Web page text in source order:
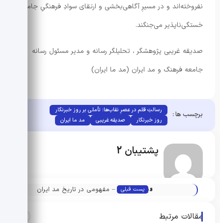
نفروخته‌اند و در مسیرِ آگاهی‌بخشی و ارتقای سوادِ فرهنگیِ جامعه،
خستگی‌ناپذیر می‌جنگند.
صدیقه غریبی پژوهشگر ، تحلیلگر رسانه و مدیر مسئول رسانه
جامعه فرهنگ و مد ایران (مد ما ایران)
برچسب ها :
رسالتِ قلم در عصرِ نقاب‌ها؛ تأملی بر روز خبرنگار
روز خبرنگار
صدیقه غریبی مد ما ایران
پشتیبان 2
« پست قبلی
دیپلماسی مد – مفهومی در تاریخ مد ایران
مقالات مرتبط